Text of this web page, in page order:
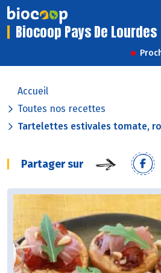
Biocoop Pays De Lourdes
Accueil
Toutes nos recettes
Tartelettes estivales tomate,
Partager sur